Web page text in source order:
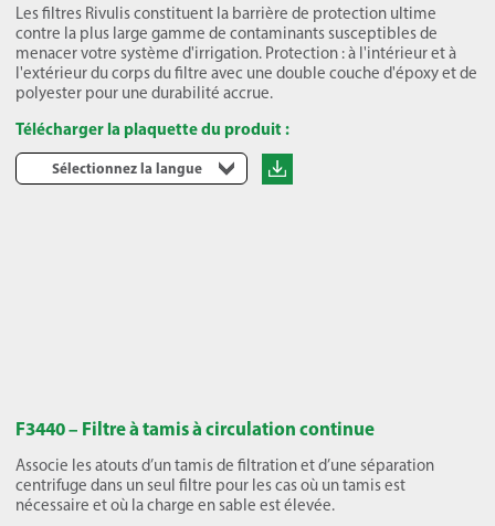
Les filtres Rivulis constituent la barrière de protection ultime
contre la plus large gamme de contaminants susceptibles de
menacer votre système d'irrigation. Protection : à l'intérieur et à
l'extérieur du corps du filtre avec une double couche d'époxy et de
polyester pour une durabilité accrue.
Télécharger la plaquette du produit :
Sélectionnez la langue
F3440 – Filtre à tamis à circulation continue
Associe les atouts d’un tamis de filtration et d’une séparation
centrifuge dans un seul filtre pour les cas où un tamis est
nécessaire et où la charge en sable est élevée.